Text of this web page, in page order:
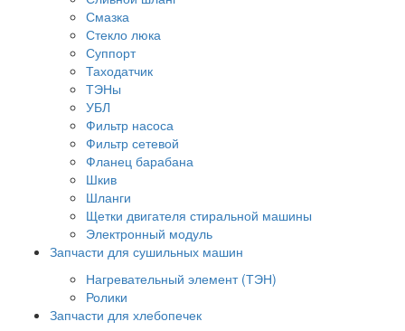
Смазка
Стекло люка
Суппорт
Таходатчик
ТЭНы
УБЛ
Фильтр насоса
Фильтр сетевой
Фланец барабана
Шкив
Шланги
Щетки двигателя стиральной машины
Электронный модуль
Запчасти для сушильных машин
Нагревательный элемент (ТЭН)
Ролики
Запчасти для хлебопечек